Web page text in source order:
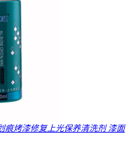
痕烤漆修复上光保养清洗剂 漆面